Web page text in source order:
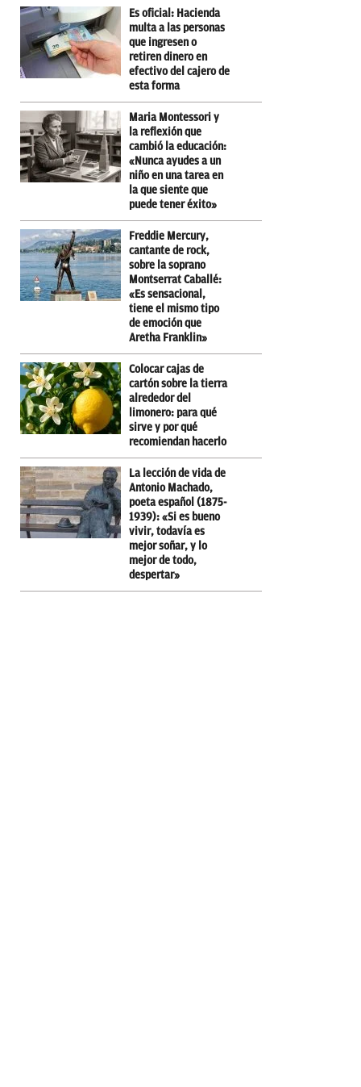
Es oficial: Hacienda
multa a las personas
que ingresen o
retiren dinero en
efectivo del cajero de
esta forma
Maria Montessori y
la reflexión que
cambió la educación:
«Nunca ayudes a un
niño en una tarea en
la que siente que
puede tener éxito»
Freddie Mercury,
cantante de rock,
sobre la soprano
Montserrat Caballé:
«Es sensacional,
tiene el mismo tipo
de emoción que
Aretha Franklin»
Colocar cajas de
cartón sobre la tierra
alrededor del
limonero: para qué
sirve y por qué
recomiendan hacerlo
La lección de vida de
Antonio Machado,
poeta español (1875-
1939): «Si es bueno
vivir, todavía es
mejor soñar, y lo
mejor de todo,
despertar»